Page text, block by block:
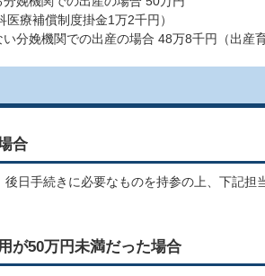
医療補償制度掛金1万2千円）
分娩機関での出産の場合 48万8千円（出産
合
日手続きに必要なものを持参の上、下記担
が50万円未満だった場合